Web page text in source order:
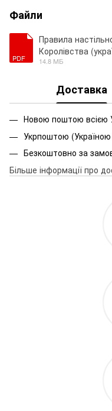
Файли
PDF
Правила
Королівства
14.8 МБ
Доставка
Новою поштою всією
Укрпоштою (Україною
Безкоштовно за
Більше інформації про